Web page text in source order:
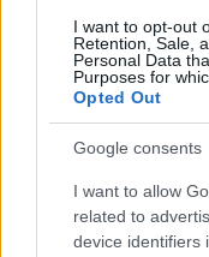
I want to opt-out
Retention, Sale,
Personal Data
Purposes for
Opted Out
Google consents
I want to allow
related to
device identifiers